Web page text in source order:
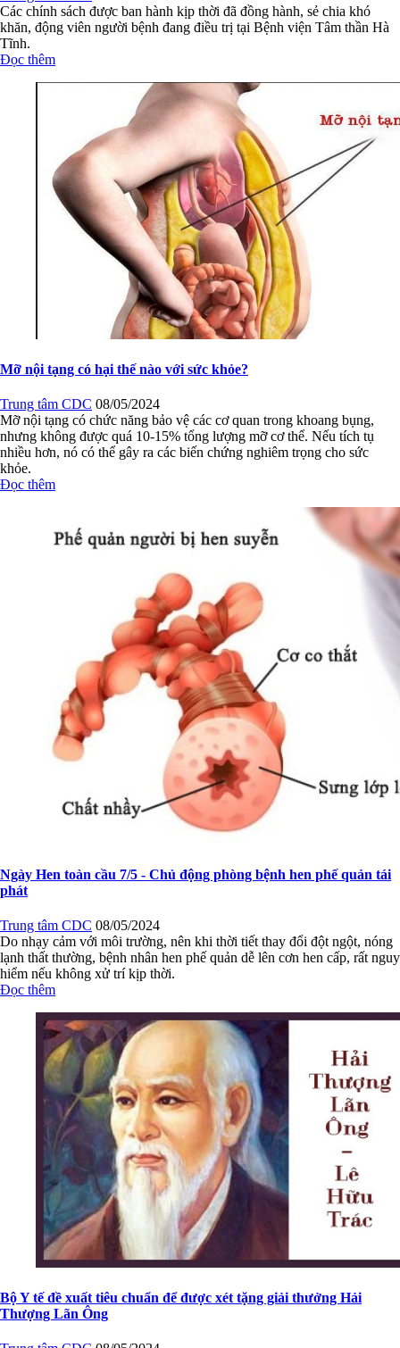
Mỡ nội tạng có hại thế nào với sức khỏe?
Trung tâm CDC 08/05/2024
Mỡ nội tạng có chức năng bảo vệ các cơ quan trong khoang bụng,
nhưng không được quá 10-15% tổng lượng mỡ cơ thể. Nếu tích tụ
nhiều hơn, nó có thể gây ra các biến chứng nghiêm trọng cho sức
Ngày Hen toàn cầu 7/5 - Chủ động phòng bệnh hen phế quản tái
Trung tâm CDC
Do nhạy cảm với môi trường, nên khi thời tiết thay đổi đột ngột, nóng
lạnh thất thường, bệnh nhân hen phế quản dễ lên cơn hen cấp, rất nguy
hiểm nếu không xử trí kịp thời.
Bộ Y tế đề xuất tiêu chuẩn để được xét tặng giải thưởng Hải
Thượng Lãn Ông
Trung tâm CDC
08/05/2024
Theo dự thảo Thông tư của Bộ Y tế, Giải thưởng Hải Thượng Lãn
Ông được xét tặng một lần cho đối tượng đủ tiêu chuẩn theo quy định
của Thông tư này, không xét truy tặng.
Đọc thêm
«« « 1234